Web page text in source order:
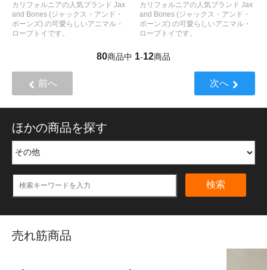
カリフォルニアの人気ブランド Jax
and Bones (ジャックス・アンド・
ボーンズ) の可愛らしいアニマル・
ロープトイです。
カリフォルニアの人気ブランド Jax
and Bones (ジャックス・アンド・
ボーンズ) の可愛らしいアニマル・
ロープトイです。
80商品中 1-12商品
前へ 次へ
ほかの商品を探す
検索
売れ筋商品